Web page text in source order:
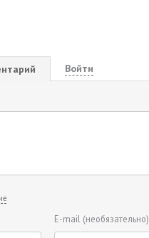
Войти
E-mail (необязательно)